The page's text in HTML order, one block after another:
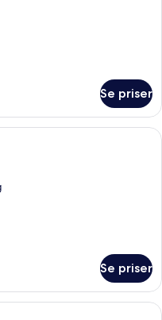
Se priser
hotelværelse med en stor seng,
Se priser
hotelværelse med en stor seng,